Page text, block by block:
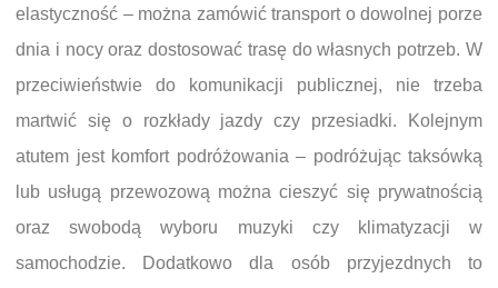
elastyczność – można zamówić transport o dowolnej porze
dnia i nocy oraz dostosować trasę do własnych potrzeb. W
przeciwieństwie do komunikacji publicznej, nie trzeba
martwić się o rozkłady jazdy czy przesiadki. Kolejnym
atutem jest komfort podróżowania – podróżując taksówką
lub usługą przewozową można cieszyć się prywatnością
oraz swobodą wyboru muzyki czy klimatyzacji w
samochodzie. Dodatkowo dla osób przyjezdnych to